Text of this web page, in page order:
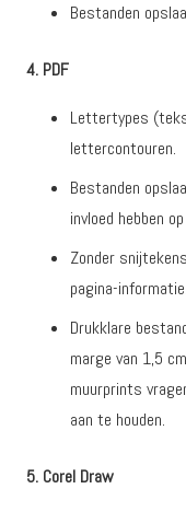
Bestanden
4. PDF
Lettertypes
lettercontouren.
Bestanden
invloed hebben
Zonder
pagina-informatie.
Drukklare
marge van 1,5
muurprints
aan te houden.
5. Corel Draw